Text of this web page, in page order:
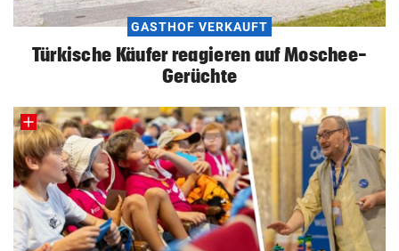
GASTHOF VERKAUFT
Türkische Käufer reagieren auf Moschee-
Gerüchte